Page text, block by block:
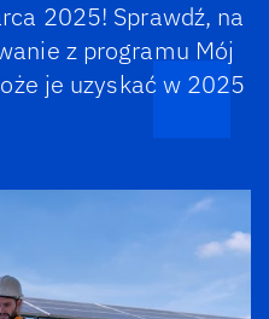
2025! Sprawdź, na
z programu Mój
je uzyskać w 2025